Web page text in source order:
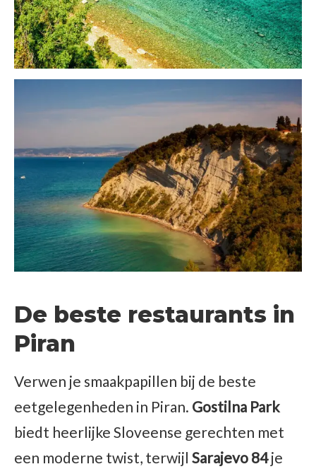
De beste restaurants in
Piran
Verwen je smaakpapillen bij de beste
eetgelegenheden in Piran. Gostilna Park
biedt heerlijke Sloveense gerechten met
een moderne twist, terwijl Sarajevo 84je